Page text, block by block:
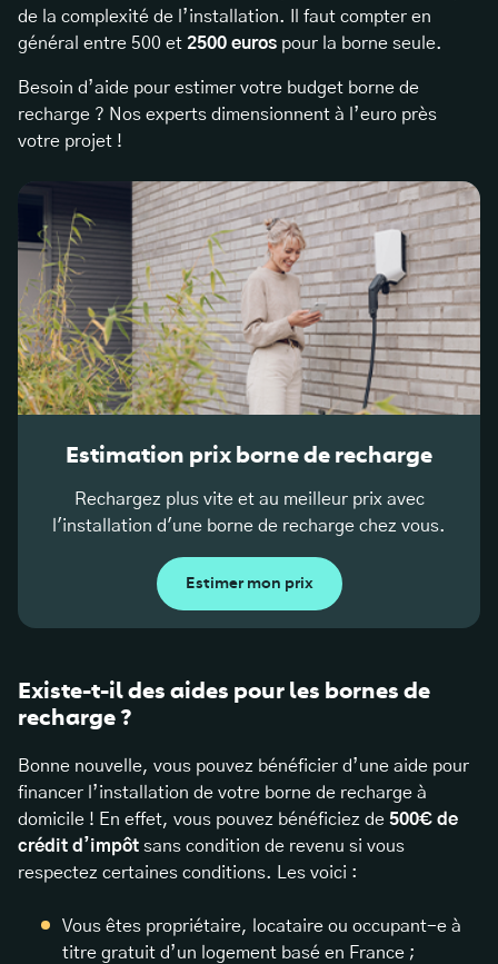
de la complexité de l’installation. Il faut compter en
général entre 500 et 2500 euros pour la borne seule.
Besoin d’aide pour estimer votre budget borne de
recharge ? Nos experts dimensionnent à l’euro près
votre projet !
Estimation prix borne de recharge
Rechargez plus vite et au meilleur prix avec
l'installation d'une borne de recharge chez vous.
Estimer mon prix
Existe-t-il des aides pour les bornes de
recharge ?
Bonne nouvelle, vous pouvez bénéficier d’une aide pour
financer l’installation de votre borne de recharge à
domicile ! En effet, vous pouvez bénéficiez de 500€ de
crédit d’impôt sans condition de revenu si vous
respectez certaines conditions. Les voici :
Vous êtes propriétaire, locataire ou occupant-e à
titre gratuit d’un logement basé en France ;